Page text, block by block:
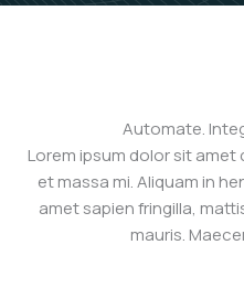
Automate.
Lorem ipsum dolor sit
et massa mi. Aliquam in
amet sapien fringilla,
mauris.